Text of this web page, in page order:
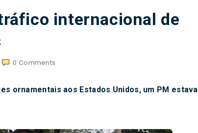
internacional de
0 Comments
ornamentais aos Estados Unidos, um PM estava